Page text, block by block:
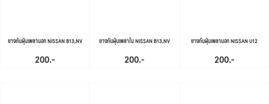
ยางกันฝุ่นเพลานอก NISSAN B13,NV
200.-
ยางกันฝุ่นเพลาใน NISSAN B13,NV
200.-
ยางกันฝุ่นเพลานอก NISSAN U12
200.-